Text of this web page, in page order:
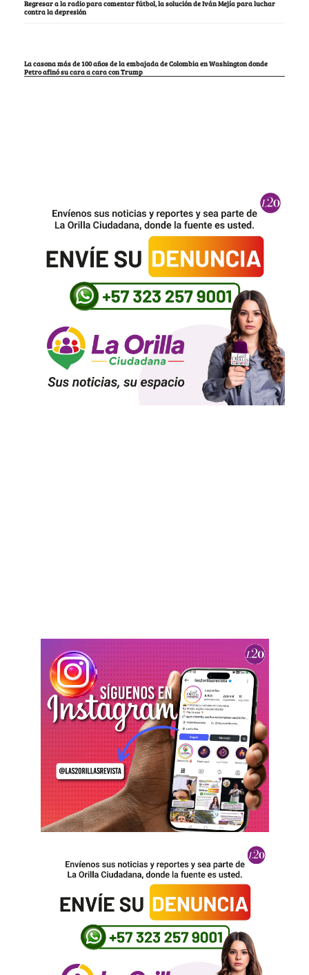
Regresar a la radio para comentar fútbol, la solución de Iván Mejía para luchar
contra la depresión
La casona más de 100 años de la embajada de Colombia en Washington donde
Petro afinó su cara a cara con Trump